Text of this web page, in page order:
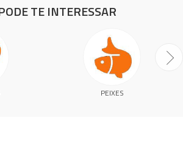
TE INTERESSAR
PEIXES